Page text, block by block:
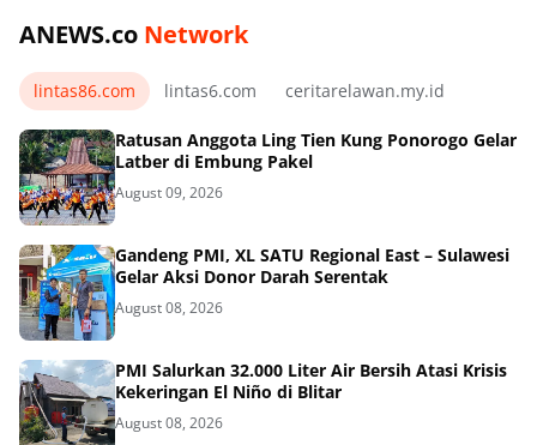
ANEWS.co Network
lintas86.com lintas6.com ceritarelawan.my.id
Ratusan Anggota Ling Tien Kung Ponorogo Gelar
Latber di Embung Pakel
August 09, 2026
Gandeng PMI, XL SATU Regional East – Sulawesi
Gelar Aksi Donor Darah Serentak
August 08, 2026
PMI Salurkan 32.000 Liter Air Bersih Atasi Krisis
Kekeringan El Niño di Blitar
August 08, 2026